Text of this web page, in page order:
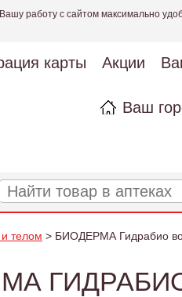
работу с сайтом максимально
карты Акции
Ваш
телом > БИОДЕРМА Гидрабио